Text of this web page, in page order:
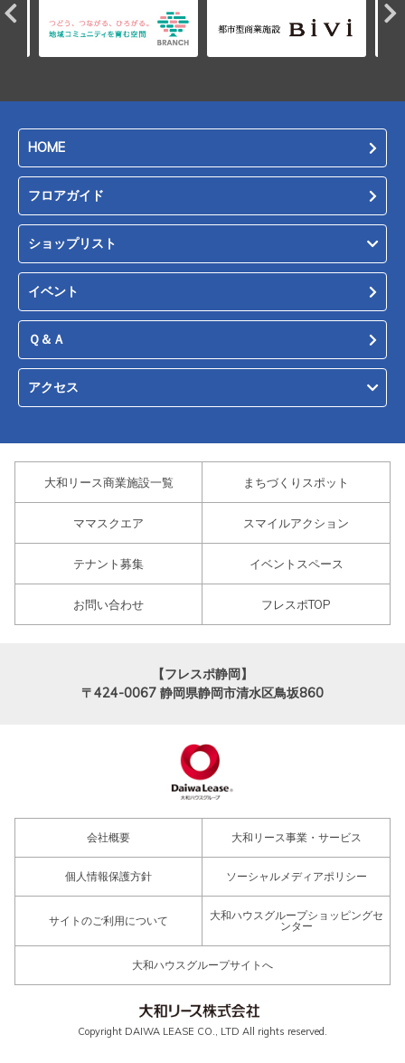
HOME
フロアガイド
ショップリスト
イベント
Ｑ＆Ａ
アクセス
大和リース商業施設一覧 まちづくりスポット
ママスクエア スマイルアクション
テナント募集 イベントスペース
お問い合わせ フレスポTOP
【フレスポ静岡】
〒424-0067 静岡県静岡市清水区鳥坂860
会社概要 大和リース事業・サービス
個人情報保護方針 ソーシャルメディアポリシー
サイトのご利用について
大和ハウスグループショッピングセ
ンター
大和ハウスグループサイトへ
Copyright DAIWA LEASE CO., LTD All rights reserved.